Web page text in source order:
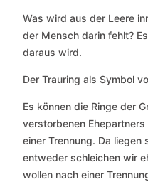
Was wird aus der Leere
der Mensch darin fehlt?
daraus wird.
Der Trauring als Symbol
Es können die Ringe der
verstorbenen
einer Trennung. Da liegen
entweder schleichen wir
wollen nach einer